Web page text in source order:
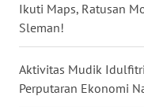
Ikuti Maps, Ratusan
Sleman!
Aktivitas Mudik
Perputaran Ekonomi
WN
WN